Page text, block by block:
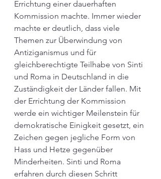
Errichtung einer dauerhaften
Kommission machte. Immer wieder
machte er deutlich, dass viele
Themen zur Überwindung von
Antiziganismus und für
gleichberechtigte Teilhabe von Sinti
und Roma in Deutschland in die
Zuständigkeit der Länder fallen. Mit
der Errichtung der Kommission
werde ein wichtiger Meilenstein für
demokratische Einigkeit gesetzt, ein
Zeichen gegen jegliche Form von
Hass und Hetze gegenüber
Minderheiten. Sinti und Roma
erfahren durch diesen Schritt